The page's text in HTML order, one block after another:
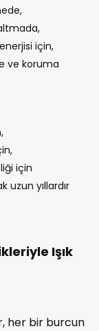
için,
ve koruma
için
uzun yıllardır
Işık
her bir burcun